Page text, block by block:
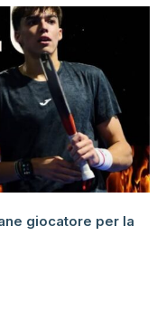
giocatore per la